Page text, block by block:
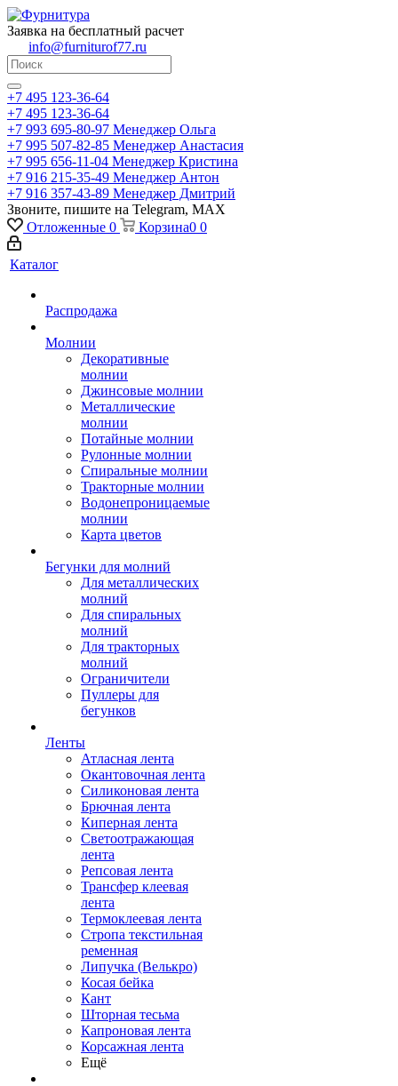
Заявка на бесплатный расчет
info@furniturof77.ru
+7 495 123-36-64
+7 495 123-36-64
+7 993 695-80-97 Менеджер Ольга
+7 995 507-82-85 Менеджер Анастасия
+7 995 656-11-04 Менеджер Кристина
+7 916 215-35-49 Менеджер Антон
+7 916 357-43-89 Менеджер Дмитрий
Звоните, пишите на Telegram, MAX
Отложенные 0 Корзина0 0
Каталог
Распродажа
Молнии
Декоративные
молнии
Джинсовые молнии
Металлические
молнии
Потайные молнии
Рулонные молнии
Спиральные молнии
Тракторные молнии
Водонепроницаемые
молнии
Карта цветов
Бегунки для молний
Для металлических
молний
Для спиральных
молний
Для тракторных
молний
Ограничители
Пуллеры для
бегунков
Ленты
Атласная лента
Окантовочная лента
Силиконовая лента
Брючная лента
Киперная лента
Светоотражающая
лента
Репсовая лента
Трансфер клеевая
лента
Термоклеевая лента
Стропа текстильная
ременная
Липучка (Велькро)
Косая бейка
Кант
Шторная тесьма
Капроновая лента
Корсажная лента
Ещё